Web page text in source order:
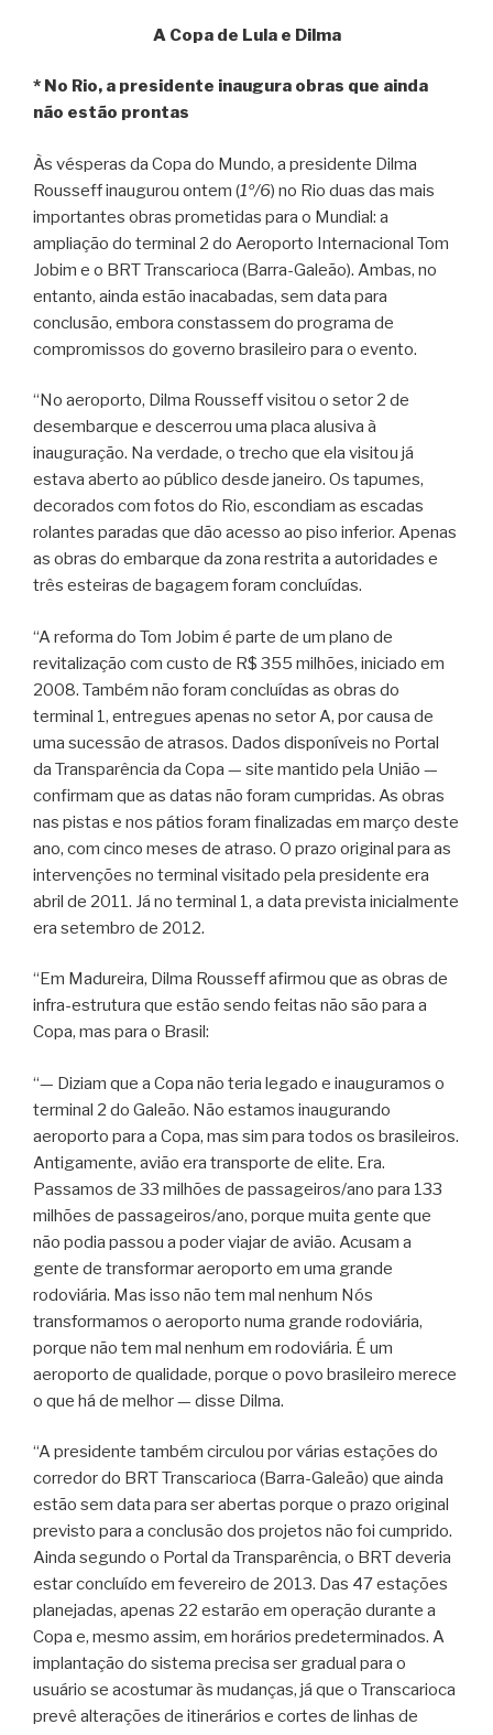
A Copa de Lula e Dilma
* No Rio, a presidente inaugura obras que ainda
não estão prontas
Às vésperas da Copa do Mundo, a presidente Dilma
Rousseff inaugurou ontem (1º/6) no Rio duas das mais
importantes obras prometidas para o Mundial: a
ampliação do terminal 2 do Aeroporto Internacional Tom
Jobim e o BRT Transcarioca (Barra-Galeão). Ambas, no
entanto, ainda estão inacabadas, sem data para
conclusão, embora constassem do programa de
compromissos do governo brasileiro para o evento.
“No aeroporto, Dilma Rousseff visitou o setor 2 de
desembarque e descerrou uma placa alusiva à
inauguração. Na verdade, o trecho que ela visitou já
estava aberto ao público desde janeiro. Os tapumes,
decorados com fotos do Rio, escondiam as escadas
rolantes paradas que dão acesso ao piso inferior. Apenas
as obras do embarque da zona restrita a autoridades e
três esteiras de bagagem foram concluídas.
“A reforma do Tom Jobim é parte de um plano de
revitalização com custo de R$ 355 milhões, iniciado em
2008. Também não foram concluídas as obras do
terminal 1, entregues apenas no setor A, por causa de
uma sucessão de atrasos. Dados disponíveis no Portal
da Transparência da Copa — site mantido pela União —
confirmam que as datas não foram cumpridas. As obras
nas pistas e nos pátios foram finalizadas em março deste
ano, com cinco meses de atraso. O prazo original para as
intervenções no terminal visitado pela presidente era
abril de 2011. Já no terminal 1, a data prevista inicialmente
era setembro de 2012.
“Em Madureira, Dilma Rousseff afirmou que as obras de
infra-estrutura que estão sendo feitas não são para a
Copa, mas para o Brasil:
“— Diziam que a Copa não teria legado e inauguramos o
terminal 2 do Galeão. Não estamos inaugurando
aeroporto para a Copa, mas sim para todos os brasileiros.
Antigamente, avião era transporte de elite. Era.
Passamos de 33 milhões de passageiros/ano para 133
milhões de passageiros/ano, porque muita gente que
não podia passou a poder viajar de avião. Acusam a
gente de transformar aeroporto em uma grande
rodoviária. Mas isso não tem mal nenhum Nós
transformamos o aeroporto numa grande rodoviária,
porque não tem mal nenhum em rodoviária. É um
aeroporto de qualidade, porque o povo brasileiro merece
o que há de melhor — disse Dilma.
“A presidente também circulou por várias estações do
corredor do BRT Transcarioca (Barra-Galeão) que ainda
estão sem data para ser abertas porque o prazo original
previsto para a conclusão dos projetos não foi cumprido.
Ainda segundo o Portal da Transparência, o BRT deveria
estar concluído em fevereiro de 2013. Das 47 estações
planejadas, apenas 22 estarão em operação durante a
Copa e, mesmo assim, em horários predeterminados. A
implantação do sistema precisa ser gradual para o
usuário se acostumar às mudanças, já que o Transcarioca
prevê alterações de itinerários e cortes de linhas de